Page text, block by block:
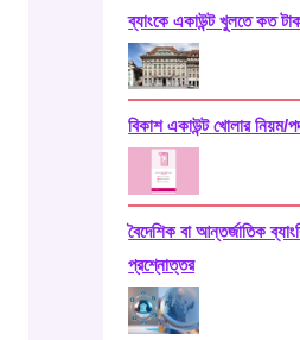
ব্যাংকে একাউন্ট খুলতে কত
বিকাশ একাউন্ট খোলার নিয়ম/
বৈদেশিক বা আন্তর্জাতিক
প্রশ্নোত্তর